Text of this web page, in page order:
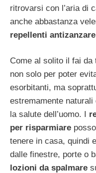
ritrovarsi con l’aria di
anche abbastanza
repellenti
Come al solito il fai da
non solo per poter
esorbitanti, ma
estremamente
la salute dell’uomo. I
per risparmiare
tenere in casa, quindi
dalle finestre, porte o
lozioni da spalmare